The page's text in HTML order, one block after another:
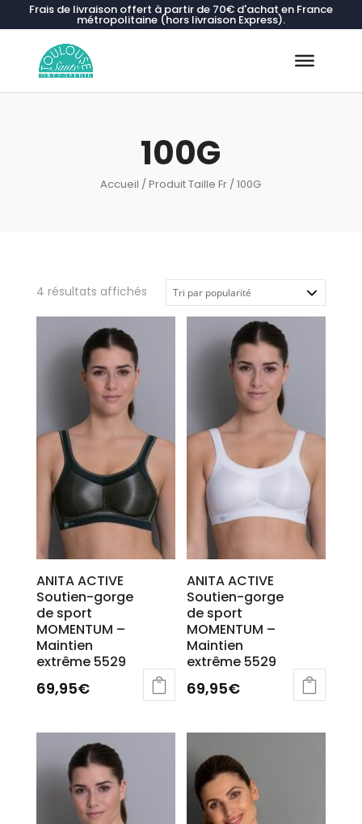
Frais de livraison offert à partir de 70€ d'achat en France
métropolitaine (hors livraison Express).
100G
Accueil / Produit Taille Fr / 100G
4 résultats affichésTrié
ANITA ACTIVE
Soutien-gorge
de sport
MOMENTUM –
Maintien
extrême 5529
69,95€
plusieurs
variations.
options
ANITA ACTIVE
Soutien-gorge
de sport
MOMENTUM –
Maintien
extrême 5529
69,95€
plusieurs
variations.
Les
options